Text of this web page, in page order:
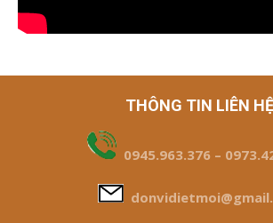
THÔNG TIN LIÊN HỆ
0945.963.376 –